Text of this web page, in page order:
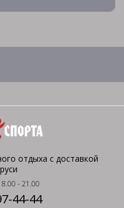
отдыха с доставкой
- 21.00
44-44